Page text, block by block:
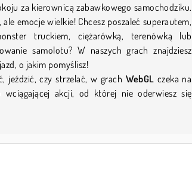
za kierownicą zabawkowego samochodziku.
ale emocje wielkie! Chcesz poszaleć superautem,
truckiem, ciężarówką, terenówką lub
samolotu? W naszych grach znajdziesz
o jakim pomyślisz!
jeździć, czy strzelać, w grach WebGL czeka na
wciągającej akcji, od której nie oderwiesz się